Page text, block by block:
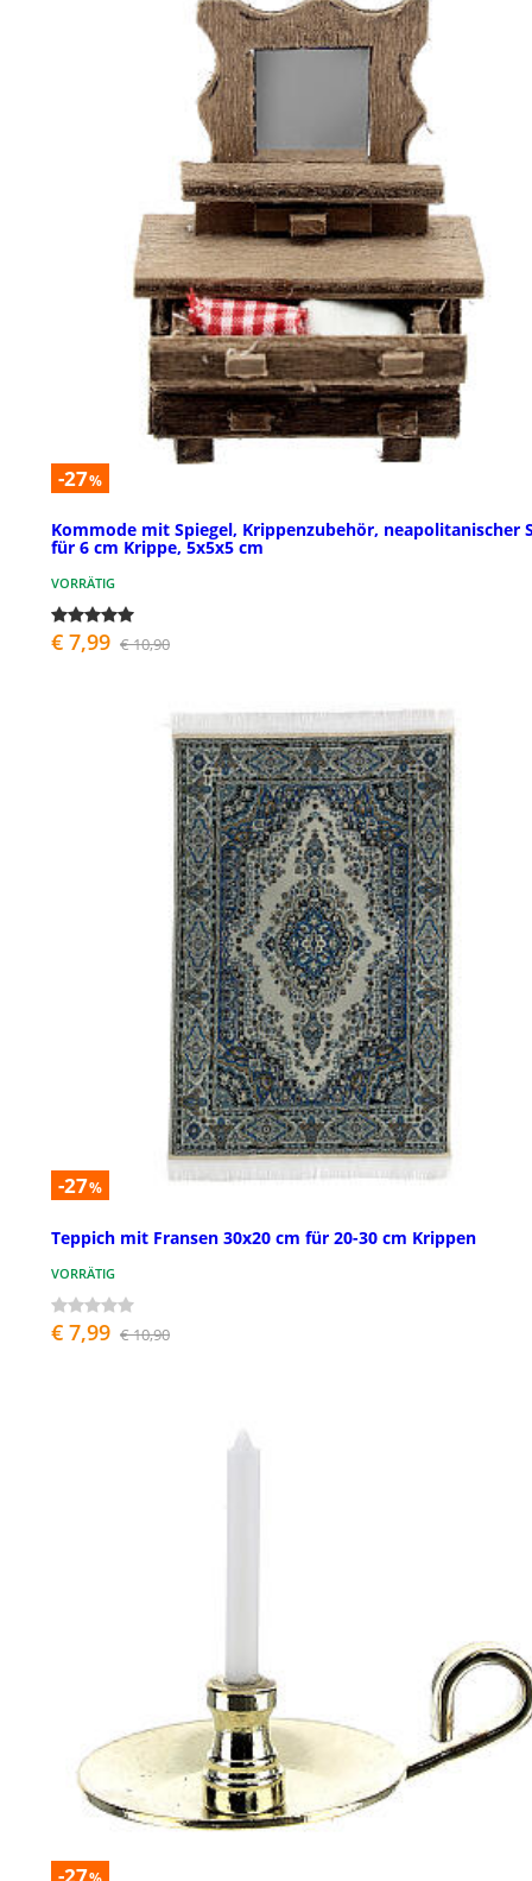
-27%
Kommode mit Spiegel, Krippenzubehör, neapolitanischer
für 6 cm Krippe, 5x5x5 cm
VORRÄTIG
€ 7,99 € 10,90
-27%
Teppich mit Fransen 30x20 cm für 20-30 cm Krippen
VORRÄTIG
€ 7,99 € 10,90